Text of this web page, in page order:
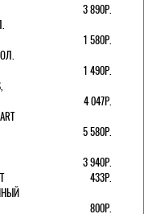
3 890Р.
1 580Р.
1 490Р.
4 047Р.
5 580Р.
3 940Р.
433Р.
800Р.